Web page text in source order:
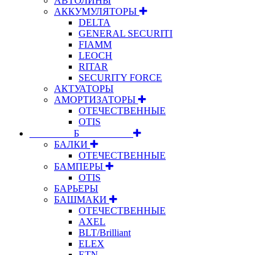
АККУМУЛЯТОРЫ
DELTA
GENERAL SECURITI
FIAMM
LEOCH
RITAR
SECURITY FORCE
АКТУАТОРЫ
АМОРТИЗАТОРЫ
ОТЕЧЕСТВЕННЫЕ
OTIS
⠀⠀⠀⠀⠀⠀Б⠀⠀⠀⠀⠀⠀⠀
БАЛКИ
ОТЕЧЕСТВЕННЫЕ
БАМПЕРЫ
OTIS
БАРЬЕРЫ
БАШМАКИ
ОТЕЧЕСТВЕННЫЕ
AXEL
BLT/Brilliant
ELEX